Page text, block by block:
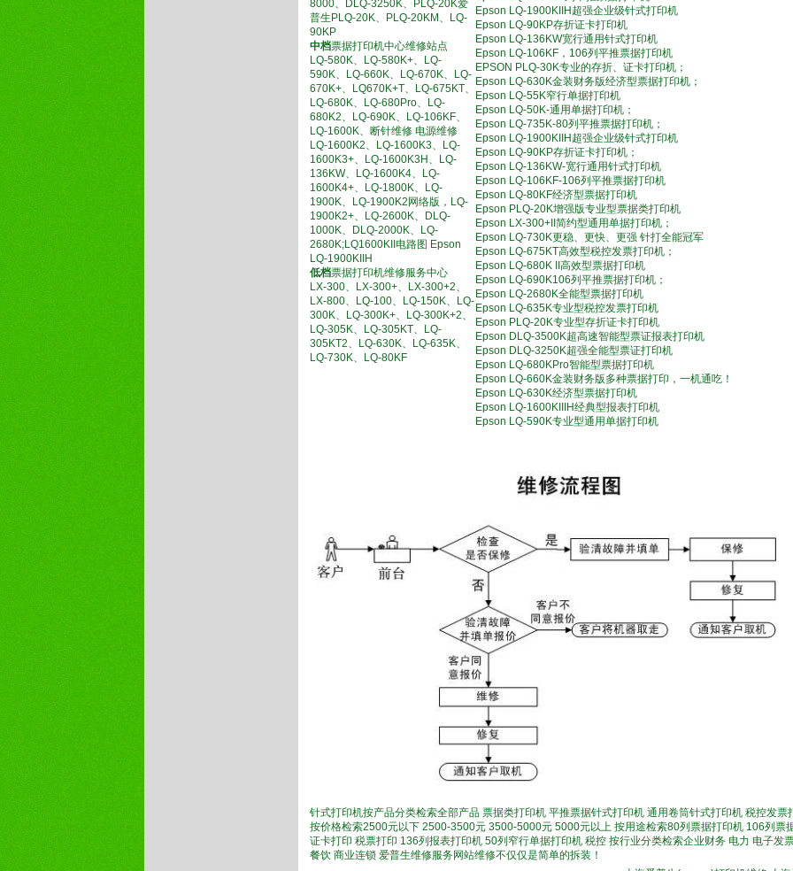
8000、DLQ-3250K、PLQ-20K爱
普生PLQ-20K、PLQ-20KM、LQ-
90KP
中档票据打印机中心维修站点
LQ-580K、LQ-580K+、LQ-
590K、LQ-660K、LQ-670K、LQ-
670K+、LQ670K+T、LQ-675KT、
LQ-680K、LQ-680Pro、LQ-
680K2、LQ-690K、LQ-106KF、
LQ-1600K、断针维修 电源维修
LQ-1600K2、LQ-1600K3、LQ-
1600K3+、LQ-1600K3H、LQ-
136KW、LQ-1600K4、LQ-
1600K4+、LQ-1800K、LQ-
1900K、LQ-1900K2网络版，LQ-
1900K2+、LQ-2600K、DLQ-
1000K、DLQ-2000K、LQ-
2680K;LQ1600KII电路图 Epson
LQ-1900KIIH
低档票据打印机维修服务中心
LX-300、LX-300+、LX-300+2、
LX-800、LQ-100、LQ-150K、LQ-
300K、LQ-300K+、LQ-300K+2、
LQ-305K、LQ-305KT、LQ-
305KT2、LQ-630K、LQ-635K、
LQ-730K、LQ-80KF
Epson LQ-1900KIIH超强企业级针式打印机
Epson LQ-90KP存折证卡打印机
Epson LQ-136KW宽行通用针式打印机
Epson LQ-106KF，106列平推票据打印机
EPSON PLQ-30K专业的存折、证卡打印机；
Epson LQ-630K金装财务版经济型票据打印机；
Epson LQ-55K窄行单据打印机
Epson LQ-50K-通用单据打印机；
Epson LQ-735K-80列平推票据打印机；
Epson LQ-1900KIIH超强企业级针式打印机
Epson LQ-90KP存折证卡打印机；
Epson LQ-136KW-宽行通用针式打印机
Epson LQ-106KF-106列平推票据打印机
Epson LQ-80KF经济型票据打印机
Epson PLQ-20K增强版专业型票据类打印机
Epson LX-300+II简约型通用单据打印机；
Epson LQ-730K更稳、更快、更强 针打全能冠军
Epson LQ-675KT高效型税控发票打印机；
Epson LQ-680K II高效型票据打印机
Epson LQ-690K106列平推票据打印机；
Epson LQ-2680K全能型票据打印机
Epson LQ-635K专业型税控发票打印机
Epson PLQ-20K专业型存折证卡打印机
Epson DLQ-3500K超高速智能型票证报表打印机
Epson DLQ-3250K超强全能型票证打印机
Epson LQ-680KPro智能型票据打印机
Epson LQ-660K金装财务版多种票据打印，一机通吃！
Epson LQ-630K经济型票据打印机
Epson LQ-1600KIIIH经典型报表打印机
Epson LQ-590K专业型通用单据打印机
针式打印机按产品分类检索全部产品 票据类打印机 平推票据针式打印机 通用卷筒针式打印机 税控发票
按价格检索2500元以下 2500-3500元 3500-5000元 5000元以上 按用途检索80列票据打印机 106列票
证卡打印 税票打印 136列报表打印机 50列窄行单据打印机 税控 按行业分类检索企业财务 电力 电子发
餐饮 商业连锁 爱普生维修服务网站维修不仅仅是简单的拆装！